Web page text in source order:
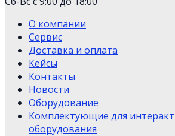
О компании
Сервис
Доставка и оплата
Кейсы
Контакты
Новости
Оборудование
Комплектующие для
оборудования